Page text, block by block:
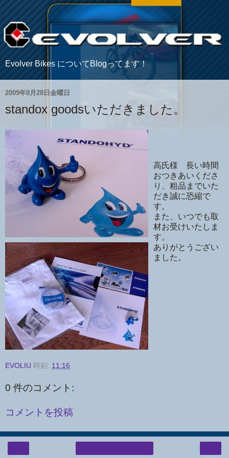
Evolver Bikes についてBlogってます！
2009年8月28日金曜日
standox goodsいただきました。
高氏様 長い時間
おつきあいくださ
り、粗品までいた
だき誠に恐縮で
す。
また、いつでも取
材お受けいたしま
す。
ありがとうござい
ました。
EVOLIU 時刻: 11:16
0 件のコメント:
コメントを投稿